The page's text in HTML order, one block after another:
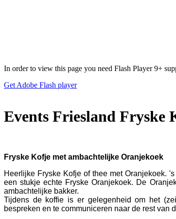
In order to view this page you need Flash Player 9+
Get Adobe Flash player
Events Friesland Fryske
Fryske Kofje met ambachtelijke
Heerlijke Fryske Kofje of thee met Oranjekoek.
een stukje echte Fryske Oranjekoek. De
ambachtelijke bakker.
Tijdens de koffie is er gelegenheid om het
bespreken en te communiceren naar de rest van